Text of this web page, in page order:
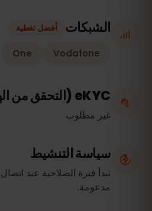
الشبكات أفضل تغطية
Vodafone
One
eKYC (التحقق من الهوية)
غير مطلوب
سياسة التنشيط
مدعومة.